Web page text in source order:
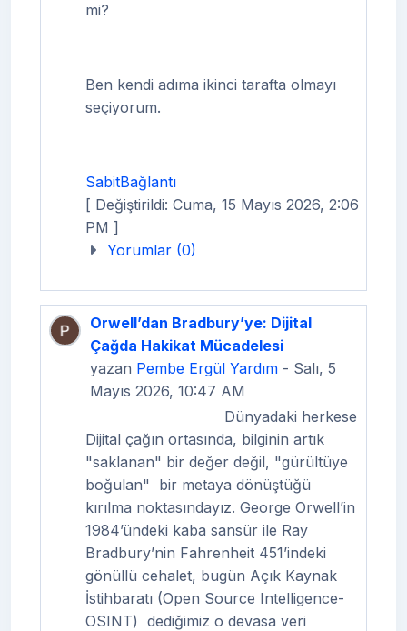
mi?
Ben kendi adıma ikinci tarafta olmayı
seçiyorum.
SabitBağlantı
[ Değiştirildi: Cuma, 15 Mayıs 2026, 2:06
PM ]
Yorumlar (0)
Orwell’dan Bradbury’ye: Dijital
Çağda Hakikat Mücadelesi
yazan Pembe Ergül Yardım - Salı, 5
Mayıs 2026, 10:47 AM
Dünyadaki herkese
Dijital çağın ortasında, bilginin artık
"saklanan" bir değer değil, "gürültüye
boğulan"
bir metaya dönüştüğü
kırılma noktasındayız. George Orwell’in
1984’ündeki kaba sansür ile Ray
Bradbury’nin Fahrenheit 451’indeki
gönüllü cehalet, bugün Açık Kaynak
İstihbaratı (Open Source Intelligence-
OSINT) dediğimiz o devasa veri